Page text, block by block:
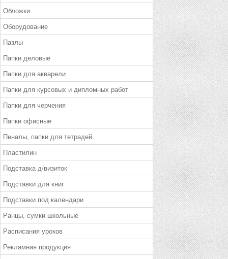
Обложки
Оборудование
Пазлы
Папки деловые
Папки для акварели
Папки для курсовых и дипломных работ
Папки для черчения
Папки офисные
Пеналы, папки для тетрадей
Пластилин
Подставка д/визиток
Подставки для книг
Подставки под календари
Ранцы, сумки школьные
Расписания уроков
Рекламная продукция